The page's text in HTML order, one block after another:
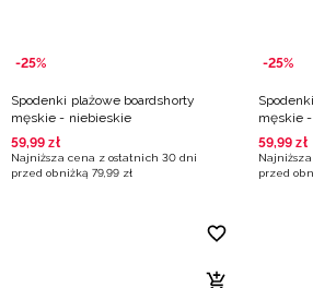
-25%
Spodenki plażowe boardshorty
męskie - niebieskie
59,99 zł
Najniższa cena z ostatnich 30 dni
przed obniżką 79,99 zł
-25%
męskie
59,99 zł
przed